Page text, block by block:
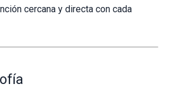
cercana y directa con cada